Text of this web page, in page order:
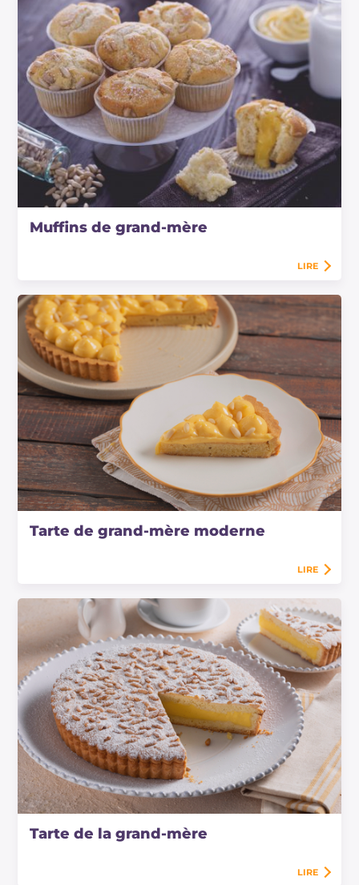
Muffins de grand-mère
LIRE
Tarte de grand-mère moderne
LIRE
Tarte de la grand-mère
LIRE